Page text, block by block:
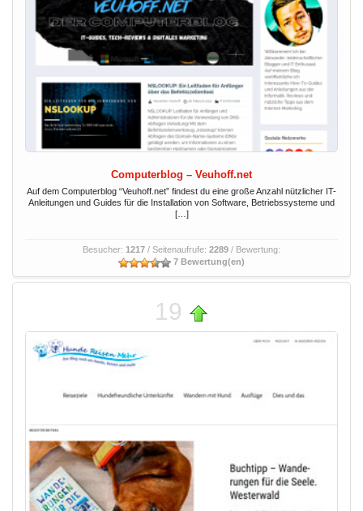
Computerblog – Veuhoff.net
Auf dem Computerblog “Veuhoff.net” findest du eine große Anzahl nützlicher IT-
Anleitungen und Guides für die Installation von Software, Betriebssysteme und
[…]
Besucher: 1217 / Seitenaufrufe: 2289 / Bewertung:
7 Bewertung(en)
19